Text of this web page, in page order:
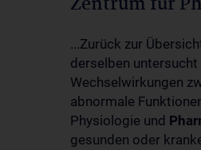
...Zurück zur
derselben
Wechselwirkungen
abnormale
Physiologie und
gesunden oder